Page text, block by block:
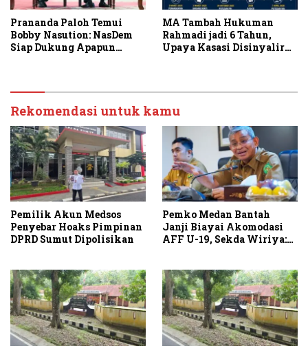
Prananda Paloh Temui
Bobby Nasution: NasDem
Siap Dukung Apapun
MA Tambah Hukuman
Rahmadi jadi 6 Tahun,
Upaya Kasasi Disinyalir
Rekomendasi untuk kamu
Pemilik Akun Medsos
Penyebar Hoaks Pimpinan
DPRD Sumut Dipolisikan
Pemko Medan Bantah
Janji Biayai Akomodasi
AFF U-19, Sekda Wiriya: